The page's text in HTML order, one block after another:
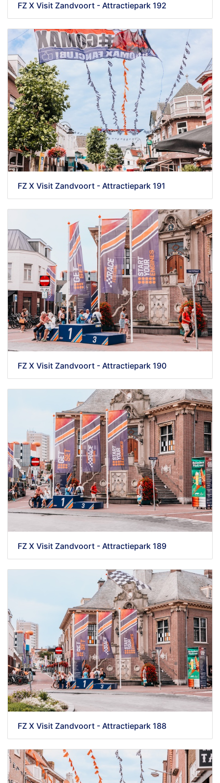
FZ X Visit Zandvoort - Attractiepark 192
FZ X Visit Zandvoort - Attractiepark 191
FZ X Visit Zandvoort - Attractiepark 190
FZ X Visit Zandvoort - Attractiepark 189
FZ X Visit Zandvoort - Attractiepark 188